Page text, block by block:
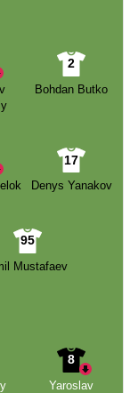
2
Bohdan Butko
17
Denys Yanakov
95
Mustafaev
8
Yaroslav